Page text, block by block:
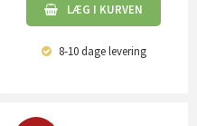
LÆG I KURVEN
8-10 dagelevering